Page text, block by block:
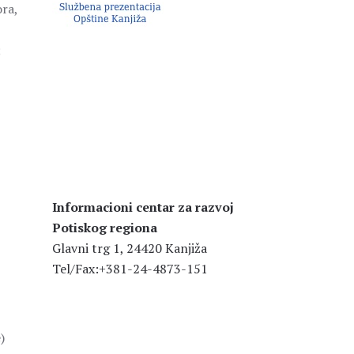
Informacioni centar za razvoj
Potiskog regiona
Glavni trg 1, 24420 Kanjiža
Tel/Fax:+381-24-4873-151